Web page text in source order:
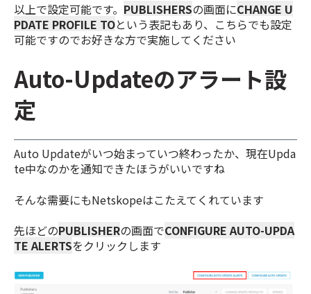
以上で設定可能です。 PUBLISHERSの画面にCHANGE U
PDATE PROFILE TOという表記もあり、こちらでも設定
可能ですのでお好きな方で実施してください
Auto-Updateのアラート設
定
Auto Updateがいつ始まっていつ終わったか、現在Upda
te中なのかを通知できたほうがいいですね
そんな需要にもNetskopeはこたえてくれています
先ほどのPUBLISHERの画面でCONFIGURE AUTO-UPDA
TE ALERTSをクリックします